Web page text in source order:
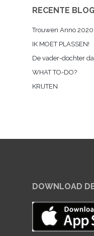
RECENTE
Trouwen Anno 2020
IK MOET PLASSEN!
De vader-dochter
WHAT TO-DO?
KRIJTEN
DOWNLOAD